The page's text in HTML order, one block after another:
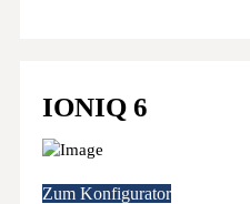
IONIQ 6
Zum Konfigurator